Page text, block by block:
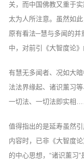
关，而中国佛教又重于
太为人所注意。虽然如
原有看法─慧与多闻的并
中，对前引《大智度论
有慧无多闻者、况如大
法法界缘起、诸识薰习
一切法、一切法即实相
值得指出的是延寿虽然
内容时，已非《大智度
的中心思想，“诸识薰习